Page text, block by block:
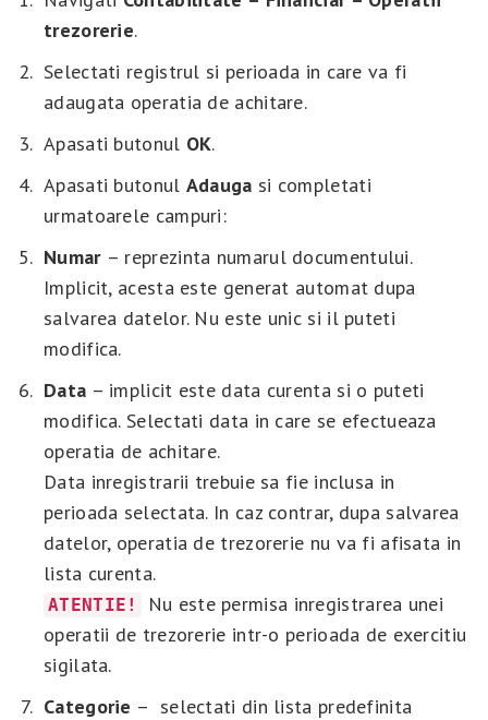
trezorerie.
Selectati registrul si perioada in care va fi
adaugata operatia de achitare.
Apasati butonul OK.
Apasati butonul Adauga si completati
urmatoarele campuri:
Numar – reprezinta numarul documentului.
Implicit, acesta este generat automat dupa
salvarea datelor. Nu este unic si il puteti
modifica.
Data – implicit este data curenta si o puteti
modifica. Selectati data in care se efectueaza
operatia de achitare.
Data inregistrarii trebuie sa fie inclusa in
perioada selectata. In caz contrar, dupa salvarea
datelor, operatia de trezorerie nu va fi afisata in
lista curenta.
ATENTIE!
Nu este permisa inregistrarea unei
operatii de trezorerie intr-o perioada de exercitiu
sigilata.
Categorie – selectati din lista predefinita